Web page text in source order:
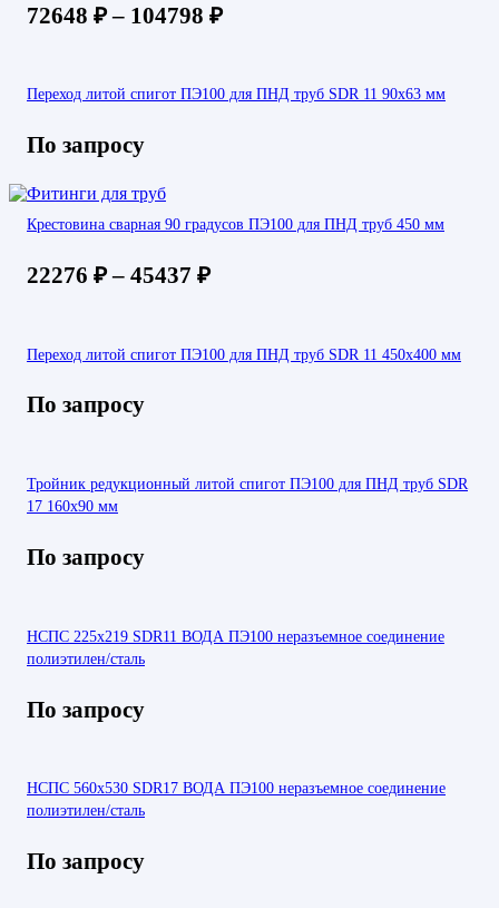
72648 ₽– 104798 ₽
Переход литой спигот ПЭ100 для ПНД труб SDR 11 90х63 мм
По запросу
Крестовина сварная 90 градусов ПЭ100 для ПНД труб 450 мм
22276 ₽– 45437 ₽
Переход литой спигот ПЭ100 для ПНД труб SDR 11 450х400 мм
По запросу
Тройник редукционный литой спигот ПЭ100 для ПНД труб SDR
17 160х90 мм
По запросу
НСПС 225х219 SDR11 ВОДА ПЭ100 неразъемное соединение
полиэтилен/сталь
По запросу
НСПС 560х530 SDR17 ВОДА ПЭ100 неразъемное соединение
полиэтилен/сталь
По запросу